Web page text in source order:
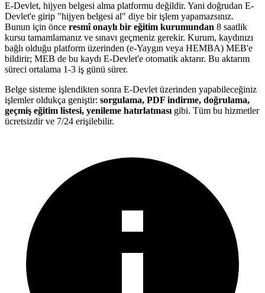
E-Devlet, hijyen belgesi alma platformu değildir. Yani doğrudan E-
Devlet'e girip "hijyen belgesi al" diye bir işlem yapamazsınız.
Bunun için önce resmî onaylı bir eğitim kurumundan 8 saatlik
kursu tamamlamanız ve sınavı geçmeniz gerekir. Kurum, kaydınızı
bağlı olduğu platform üzerinden (e-Yaygın veya HEMBA) MEB'e
bildirir; MEB de bu kaydı E-Devlet'e otomatik aktarır. Bu aktarım
süreci ortalama 1-3 iş günü sürer.
Belge sisteme işlendikten sonra E-Devlet üzerinden yapabileceğiniz
işlemler oldukça geniştir: sorgulama, PDF indirme, doğrulama,
geçmiş eğitim listesi, yenileme hatırlatmasıgibi. Tüm bu hizmetler
ücretsizdir ve 7/24 erişilebilir.